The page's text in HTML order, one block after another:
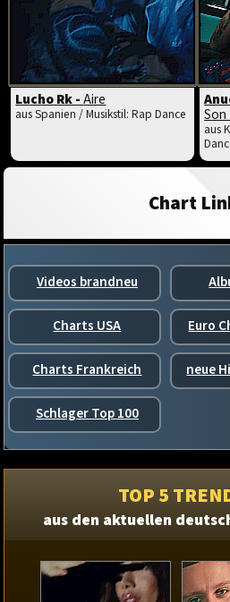
Lucho Rk -Aire
aus Spanien / Musikstil: Rap Dance Son
aus
Chart
Videos brandneu
Charts USA Euro
Charts Frankreich neue
Schlager Top 100
TOP 5
aus den aktuellen